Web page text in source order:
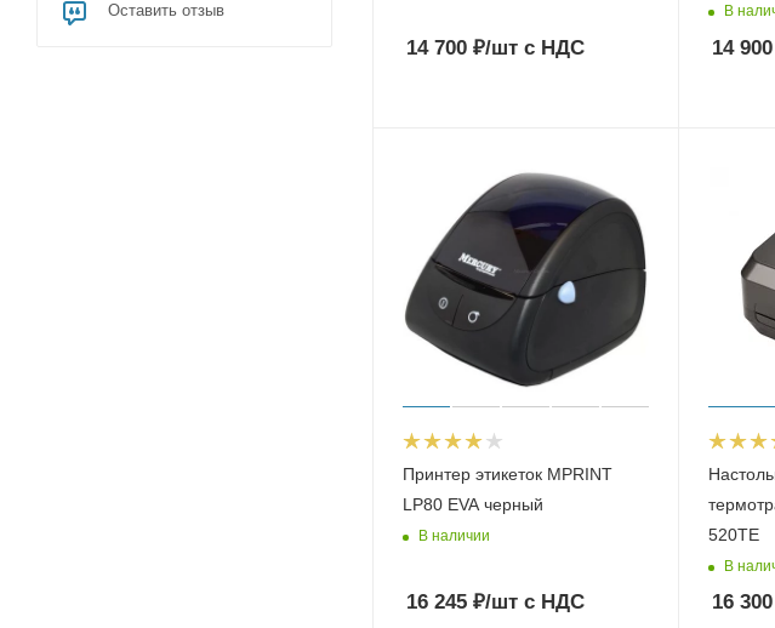
14 700 ₽/шт с НДС
В
14 900
Принтер этикеток MPRINT
LP80 EVA черный
В наличии
16 245 ₽/шт с НДС
520TE
В
16 300
Оставить отзыв